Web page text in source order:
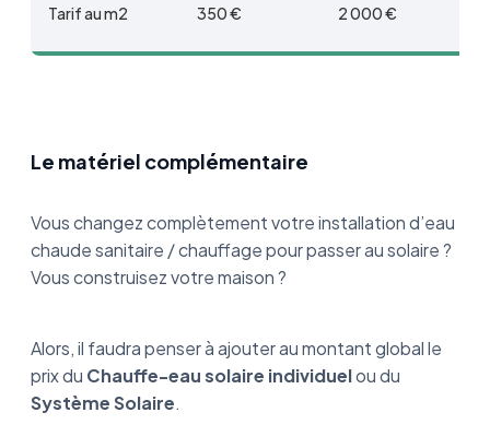
Tarif au m2 350 € 2 000 €
Le matériel complémentaire
Vous changez complètement votre installation d’eau
chaude sanitaire / chauffage pour passer au solaire ?
Vous construisez votre maison ?
Alors, il faudra penser à ajouter au montant global le
prix du Chauffe-eau solaire individuelou du
Système Solaire.